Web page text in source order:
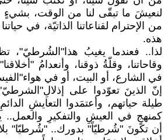
لنعيشَ ما تبقّى لنا من الوقت،
من الإحترام لقناعاتنا الذاتيّة، في
هذه.
لذا.. فعندما يغيبُ هذا"الشُرطيّ"،
وقاحاتنا، وقلّةُ ذوقنا، وأنعدامُ
في الشارع، أو البيت، أو في
إنّ الذينَ تعوّدوا على
طيلة حياتهم، وأعتمَدوا التعايشِ
كمنهجٍ في العيشِ والتفكيرِ والعمل..
أن تكونَ "شُرطيّاً" بدورك.. "شُرطيّا"